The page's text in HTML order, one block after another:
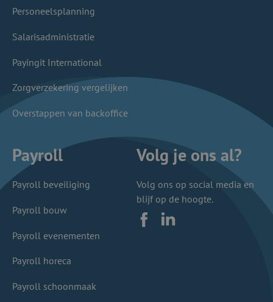
Personeelsplanning
Salarisadministratie
Payingit International
Zorgverzekering vergelijken
Overstappen van backoffice
Payroll
Payroll beveiliging
Payroll bouw
Payroll evenementen
Payroll horeca
Payroll schoonmaak
Volg je ons al?
Volg ons op social media en
blijf op de hoogte.
FacebookLinkedIn